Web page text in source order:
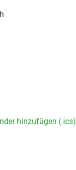
hinzufügen (.ics)